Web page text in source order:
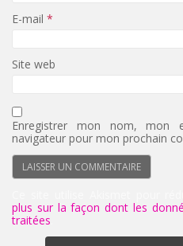
E-mail *
Site web
Enregistrer mon nom,
navigateur pour mon prochain
plus sur la façon dont les
traitées